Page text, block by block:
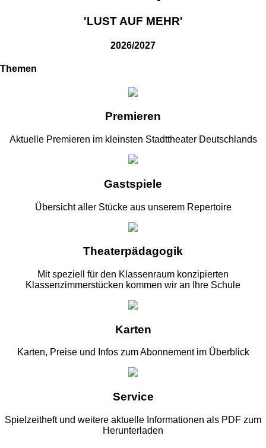
'LUST AUF MEHR'
2026/2027
Themen
Premieren
Aktuelle Premieren im kleinsten Stadttheater Deutschlands
Gastspiele
Übersicht aller Stücke aus unserem Repertoire
Theaterpädagogik
Mit speziell für den Klassenraum konzipierten
Klassenzimmerstücken kommen wir an Ihre Schule
Karten
Karten, Preise und Infos zum Abonnement im Überblick
Service
Spielzeitheft und weitere aktuelle Informationen als PDF zum
Herunterladen